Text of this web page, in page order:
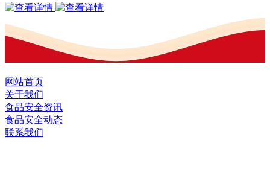
网站首页
关于我们
食品安全资讯
食品安全动态
联系我们